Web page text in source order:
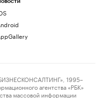
1995–
агентства «РБК»
массовой информации